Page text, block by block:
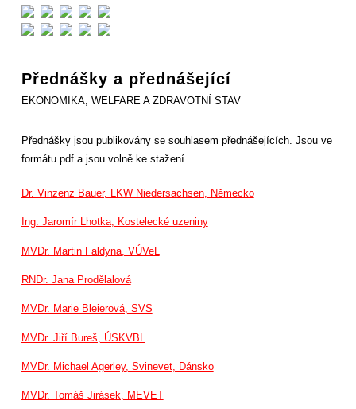
Přednášky a přednášející
EKONOMIKA, WELFARE A ZDRAVOTNÍ STAV
Přednášky jsou publikovány se souhlasem přednášejících. Jsou ve
formátu pdf a jsou volně ke stažení.
Dr. Vinzenz Bauer, LKW Niedersachsen, Německo
Ing. Jaromír Lhotka, Kostelecké uzeniny
MVDr. Martin Faldyna, VÚVeL
RNDr. Jana Prodělalová
MVDr. Marie Bleierová, SVS
MVDr. Jiří Bureš, ÚSKVBL
MVDr. Michael Agerley, Svinevet, Dánsko
MVDr. Tomáš Jirásek, MEVET